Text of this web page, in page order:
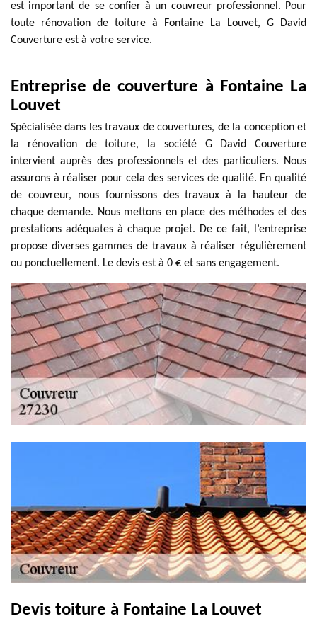
est important de se confier à un couvreur professionnel. Pour
toute rénovation de toiture à Fontaine La Louvet, G David
Couverture est à votre service.
Entreprise de couverture à Fontaine La
Louvet
Spécialisée dans les travaux de couvertures, de la conception et
la rénovation de toiture, la société G David Couverture
intervient auprès des professionnels et des particuliers. Nous
assurons à réaliser pour cela des services de qualité. En qualité
de couvreur, nous fournissons des travaux à la hauteur de
chaque demande. Nous mettons en place des méthodes et des
prestations adéquates à chaque projet. De ce fait, l’entreprise
propose diverses gammes de travaux à réaliser régulièrement
ou ponctuellement. Le devis est à 0 € et sans engagement.
Devis toiture à Fontaine La Louvet